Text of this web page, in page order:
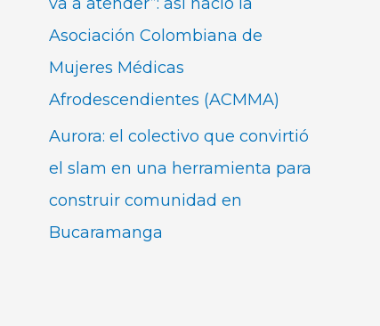
Asociación Colombiana de
Mujeres Médicas
Afrodescendientes (ACMMA)
Aurora: el colectivo que convirtió
el slam en una herramienta para
construir comunidad en
Bucaramanga